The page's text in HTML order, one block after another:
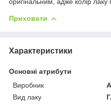
Приховати
Характеристики
Основні атрибути
Виробник
Вид лаку